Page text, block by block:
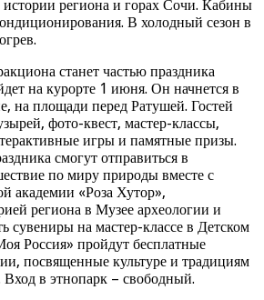
истории региона и горах Сочи. Кабины
В холодный сезон в
станет частью праздника
на курорте 1 июня. Он начнется в
на площади перед Ратушей. Гостей
фото-квест, мастер-классы,
игры и памятные призы.
смогут отправиться в
по миру природы вместе с
академии «Роза Хутор»,
региона в Музее археологии и
сувениры на мастер-классе в Детском
Россия» пройдут бесплатные
посвященные культуре и традициям
Вход в этнопарк – свободный.